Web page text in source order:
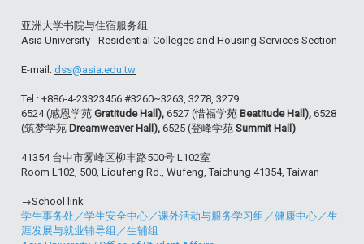
亚洲大学书院与住宿服务组
Asia University - Residential Colleges and Housing Services Section
E-mail: dss@asia.edu.tw
Tel : +886-4-23323456 #3260~3263, 3278, 3279
6524 (感恩学苑 Gratitude Hall), 6527 (惜福学苑 Beatitude Hall), 6528
(筑梦学苑 Dreamweaver Hall), 6525 (登峰学苑 Summit Hall)
41354 台中市雾峰区柳丰路500号 L102室
Room L102, 500, Lioufeng Rd., Wufeng, Taichung 41354, Taiwan
→School link
学生事务处 ／学生安全中心 ／课外活动与服务学习组 ／健康中心 ／生
涯发展与就业辅导组 ／生辅组